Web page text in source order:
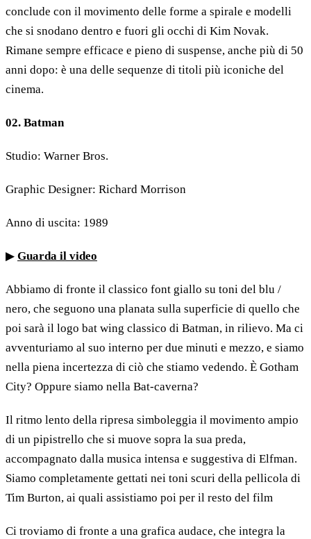
conclude con il movimento delle forme a spirale e modelli
che si snodano dentro e fuori gli occhi di Kim Novak.
Rimane sempre efficace e pieno di suspense, anche più di 50
anni dopo: è una delle sequenze di titoli più iconiche del
cinema.
02. Batman
Studio: Warner Bros.
Graphic Designer: Richard Morrison
Anno di uscita: 1989
▶ Guarda il video
Abbiamo di fronte il classico font giallo su toni del blu /
nero, che seguono una planata sulla superficie di quello che
poi sarà il logo bat wing classico di Batman, in rilievo. Ma ci
avventuriamo al suo interno per due minuti e mezzo, e siamo
nella piena incertezza di ciò che stiamo vedendo. È Gotham
City? Oppure siamo nella Bat-caverna?
Il ritmo lento della ripresa simboleggia il movimento ampio
di un pipistrello che si muove sopra la sua preda,
accompagnato dalla musica intensa e suggestiva di Elfman.
Siamo completamente gettati nei toni scuri della pellicola di
Tim Burton, ai quali assistiamo poi per il resto del film
Ci troviamo di fronte a una grafica audace, che integra la